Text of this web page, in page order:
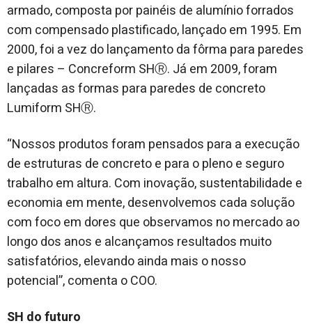
armado, composta por painéis de alumínio forrados
com compensado plastificado, lançado em 1995. Em
2000, foi a vez do lançamento da fôrma para paredes
e pilares – Concreform SHⓇ. Já em 2009, foram
lançadas as formas para paredes de concreto
Lumiform SH​Ⓡ.
“Nossos produtos foram pensados para a execução
de estruturas de concreto e para o pleno e seguro
trabalho em altura. Com inovação, sustentabilidade e
economia em mente, desenvolvemos cada solução
com foco em dores que observamos no mercado ao
longo dos anos e alcançamos resultados muito
satisfatórios, elevando ainda mais o nosso
potencial”, comenta o COO.
SH do futuro